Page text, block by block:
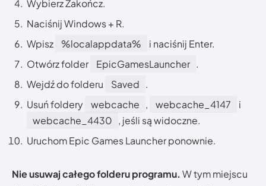
Wybierz Zakończ.
Naciśnij Windows + R.
Wpisz
%localappdata%
i naciśnij Enter.
Otwórz folder
EpicGamesLauncher .
Wejdź do folderu
Saved .
Usuń foldery
webcache , webcache_4147
i
webcache_4430 , jeśli są widoczne.
Uruchom Epic Games Launcher ponownie.
Nie usuwaj całego folderu programu. W tym miejscu